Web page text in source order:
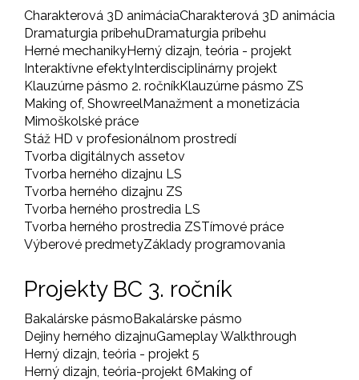
Charakterová 3D animáciaCharakterová 3D animácia
Dramaturgia príbehuDramaturgia príbehu
Herné mechanikyHerný dizajn, teória - projekt
Interaktívne efektyInterdisciplinárny projekt
Klauzúrne pásmo 2. ročníkKlauzúrne pásmo ZS
Making of, ShowreelManažment a monetizácia
Mimoškolské práce
Stáž HD v profesionálnom prostredí
Tvorba digitálnych assetov
Tvorba herného dizajnu LS
Tvorba herného dizajnu ZS
Tvorba herného prostredia LS
Tvorba herného prostredia ZSTímové práce
Výberové predmetyZáklady programovania
Projekty BC 3. ročník
Bakalárske pásmoBakalárske pásmo
Dejiny herného dizajnuGameplay Walkthrough
Herný dizajn, teória - projekt 5
Herný dizajn, teória-projekt 6Making of